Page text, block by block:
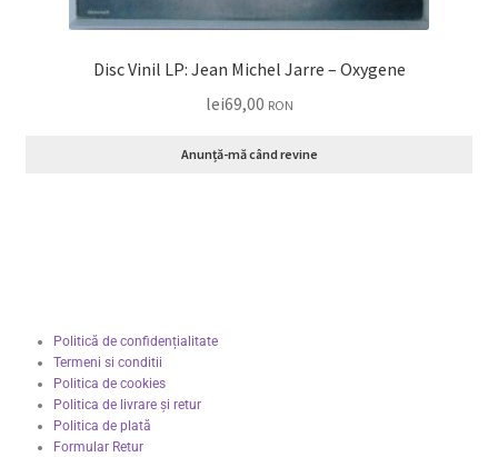
Disc Vinil LP: Jean Michel Jarre – Oxygene
lei69,00 RON
Anunță-mă când revine
Politică de confidențialitate
Termeni si conditii
Politica de cookies
Politica de livrare și retur
Politica de plată
Formular Retur